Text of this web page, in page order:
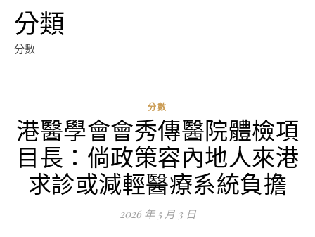
分類
分數
分數
港醫學會會秀傳醫院體檢項
目長：倘政策容內地人來港
求診或減輕醫療系統負擔
2026 年 5 月 3 日